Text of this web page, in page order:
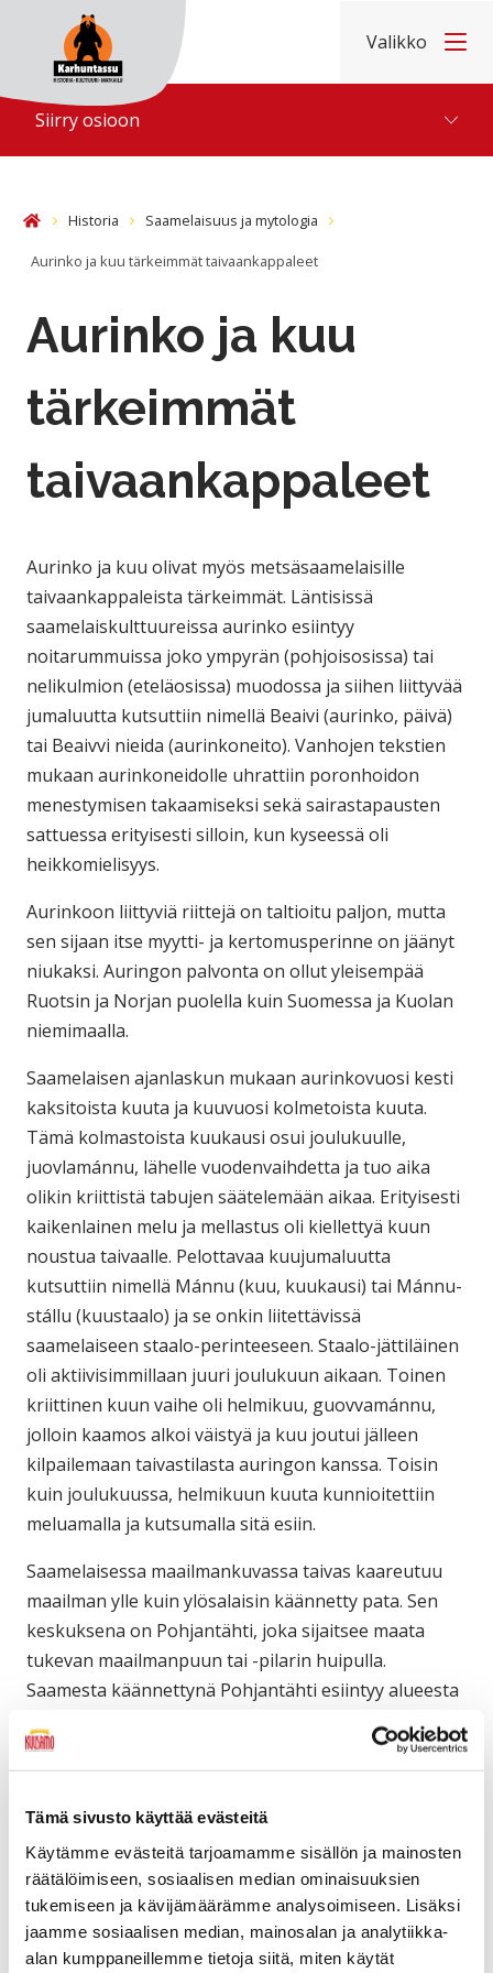
Tämä sivusto käyttää evästeitä
Käytämme evästeitä tarjoamamme sisällön ja mainosten
räätälöimiseen, sosiaalisen median ominaisuuksien
tukemiseen ja kävijämäärämme analysoimiseen. Lisäksi
jaamme sosiaalisen median, mainosalan ja analytiikka-
alan kumppaneillemme tietoja siitä, miten käytät
Hyppää sisältöön
Etusivu
Valikko
Siirry osioon
EtusivuHistoria Saamelaisuus ja mytologia
Aurinko ja kuu tärkeimmät taivaankappaleet
Aurinko ja kuu
tärkeimmät
taivaankappaleet
Aurinko ja kuu olivat myös metsäsaamelaisille
taivaankappaleista tärkeimmät. Läntisissä
saamelaiskulttuureissa aurinko esiintyy
noitarummuissa joko ympyrän (pohjoisosissa) tai
nelikulmion (eteläosissa) muodossa ja siihen liittyvää
jumaluutta kutsuttiin nimellä Beaivi (aurinko, päivä)
tai Beaivvi nieida (aurinkoneito). Vanhojen tekstien
mukaan aurinkoneidolle uhrattiin poronhoidon
menestymisen takaamiseksi sekä sairastapausten
sattuessa erityisesti silloin, kun kyseessä oli
heikkomielisyys.
Aurinkoon liittyviä riittejä on taltioitu paljon, mutta
sen sijaan itse myytti- ja kertomusperinne on jäänyt
niukaksi. Auringon palvonta on ollut yleisempää
Ruotsin ja Norjan puolella kuin Suomessa ja Kuolan
niemimaalla.
Saamelaisen ajanlaskun mukaan aurinkovuosi kesti
kaksitoista kuuta ja kuuvuosi kolmetoista kuuta.
Tämä kolmastoista kuukausi osui joulukuulle,
juovlamánnu, lähelle vuodenvaihdetta ja tuo aika
olikin kriittistä tabujen säätelemään aikaa. Erityisesti
kaikenlainen melu ja mellastus oli kiellettyä kuun
noustua taivaalle. Pelottavaa kuujumaluutta
kutsuttiin nimellä Mánnu (kuu, kuukausi) tai Mánnu-
stállu (kuustaalo) ja se onkin liitettävissä
saamelaiseen staalo-perinteeseen. Staalo-jättiläinen
oli aktiivisimmillaan juuri joulukuun aikaan. Toinen
kriittinen kuun vaihe oli helmikuu, guovvamánnu,
jolloin kaamos alkoi väistyä ja kuu joutui jälleen
kilpailemaan taivastilasta auringon kanssa. Toisin
kuin joulukuussa, helmikuun kuuta kunnioitettiin
meluamalla ja kutsumalla sitä esiin.
Saamelaisessa maailmankuvassa taivas kaareutuu
maailman ylle kuin ylösalaisin käännetty pata. Sen
keskuksena on Pohjantähti, joka sijaitsee maata
tukevan maailmanpuun tai -pilarin huipulla.
Saamesta käännettynä Pohjantähti esiintyy alueesta
riippuen nimellä ”maailman patsas”, ”taivaan patsas”,
”napatähti” ja ”pohjannaula”. Myös suomen kielessä
Pohjantähti esiintyy joskus nimellä “naulatähti”.
Vanhimpia saamelaisuskomuksia on maailmanloppu
tukipylväs sortuu.
Kointähti eli Venus on saameksi Guovssonásti
(guovssu sarastus, iltahämy, násti tähti). Kun iltatähti